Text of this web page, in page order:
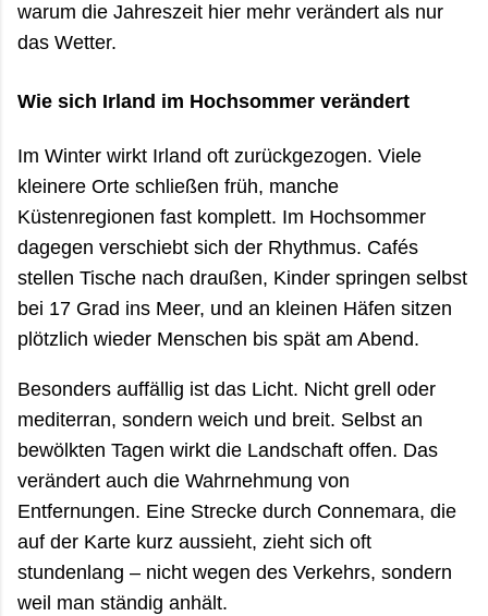
warum die Jahreszeit hier mehr verändert als nur
das Wetter.
Wie sich Irland im Hochsommer verändert
Im Winter wirkt Irland oft zurückgezogen. Viele
kleinere Orte schließen früh, manche
Küstenregionen fast komplett. Im Hochsommer
dagegen verschiebt sich der Rhythmus. Cafés
stellen Tische nach draußen, Kinder springen selbst
bei 17 Grad ins Meer, und an kleinen Häfen sitzen
plötzlich wieder Menschen bis spät am Abend.
Besonders auffällig ist das Licht. Nicht grell oder
mediterran, sondern weich und breit. Selbst an
bewölkten Tagen wirkt die Landschaft offen. Das
verändert auch die Wahrnehmung von
Entfernungen. Eine Strecke durch Connemara, die
auf der Karte kurz aussieht, zieht sich oft
stundenlang – nicht wegen des Verkehrs, sondern
weil man ständig anhält.